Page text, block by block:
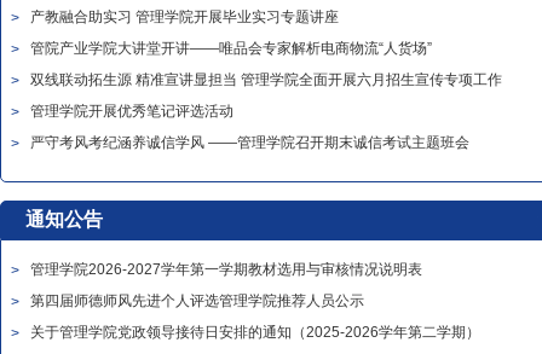
>
产教融合助实习 管理学院开展毕业实习专题讲座
>
管院产业学院大讲堂开讲——唯品会专家解析电商物流“人货场”
>
双线联动拓生源 精准宣讲显担当 管理学院全面开展六月招生宣传专项工作
>
管理学院开展优秀笔记评选活动
>
严守考风考纪涵养诚信学风 ——管理学院召开期末诚信考试主题班会
通知公告
>
管理学院2026-2027学年第一学期教材选用与审核情况说明表
>
第四届师德师风先进个人评选管理学院推荐人员公示
>
关于管理学院党政领导接待日安排的通知（2025-2026学年第二学期）
城理—美的数字管理学院签约揭牌仪式 【诚理讲坛】学校举办“跨越周期的增